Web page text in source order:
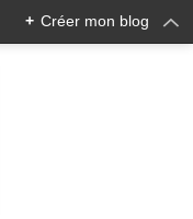
+ Créer mon blog